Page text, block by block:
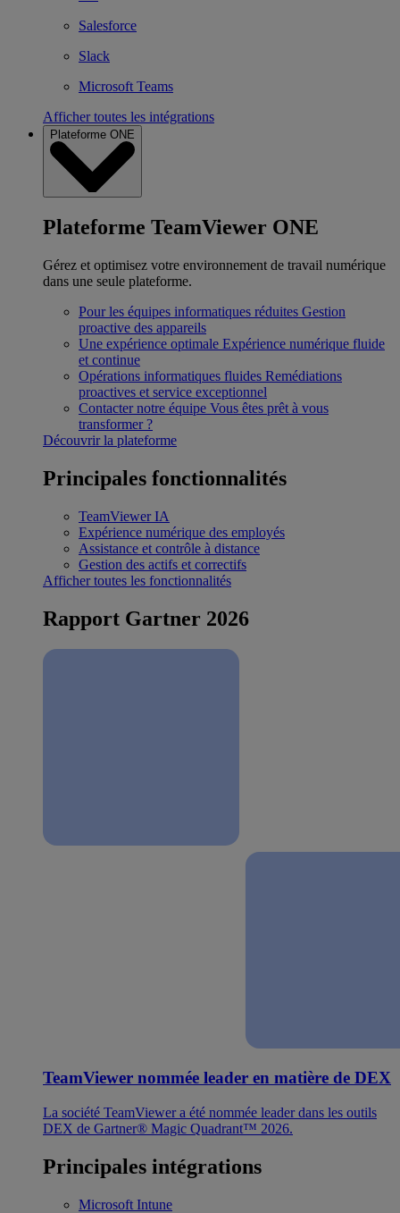
Salesforce
Slack
Microsoft Teams
Afficher toutes les intégrations
Plateforme ONE
Plateforme TeamViewer ONE
Gérez et optimisez votre environnement de travail numérique
dans une seule plateforme.
Pour les équipes informatiques réduites Gestion
proactive des appareils
Une expérience optimale Expérience numérique fluide
et continue
Opérations informatiques fluides Remédiations
proactives et service exceptionnel
Contacter notre équipe Vous êtes prêt à vous
transformer ?
Découvrir la plateforme
Principales fonctionnalités
TeamViewer IA
Expérience numérique des employés
Assistance et contrôle à distance
Gestion des actifs et correctifs
Afficher toutes les fonctionnalités
Rapport Gartner 2026
TeamViewer nommée leader en matière de DEX
La société TeamViewer a été nommée leader dans les outils
DEX de Gartner® Magic Quadrant™ 2026.
Principales intégrations
Microsoft Intune